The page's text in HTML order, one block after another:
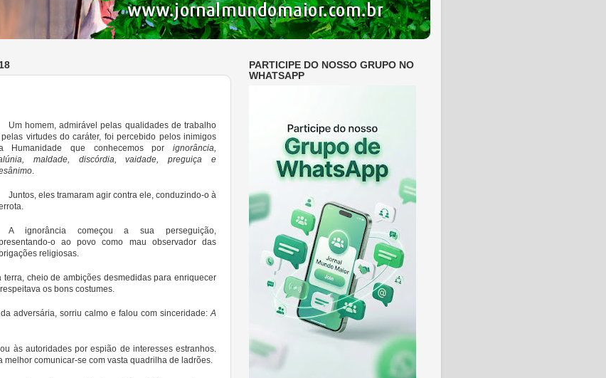
Um homem, admirável pelas qualidades de trabalho
virtudes do caráter, foi percebido pelos inimigos
Humanidade que conhecemos por ignorância,
maldade, discórdia, vaidade, preguiça e
.
Juntos, eles tramaram agir contra ele, conduzindo-o à
A ignorância começou a sua perseguição,
o ao povo como mau observador das
religiosas.
cheio de ambições desmedidas para enriquecer
os bons costumes.
adversária, sorriu calmo e falou com sinceridade: A
às autoridades por espião de interesses estranhos.
comunicar-se com vasta quadrilha de ladrões.
PARTICIPE DO NOSSO GRUPO NO
WHATSAPP